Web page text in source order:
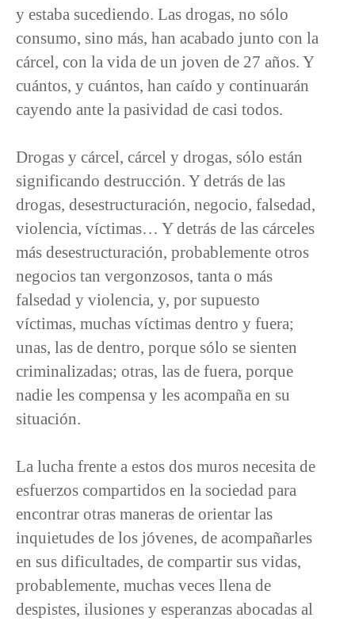
y estaba sucediendo. Las drogas, no sólo
consumo, sino más, han acabado junto con la
cárcel, con la vida de un joven de 27 años. Y
cuántos, y cuántos, han caído y continuarán
cayendo ante la pasividad de casi todos.
Drogas y cárcel, cárcel y drogas, sólo están
significando destrucción. Y detrás de las
drogas, desestructuración, negocio, falsedad,
violencia, víctimas… Y detrás de las cárceles
más desestructuración, probablemente otros
negocios tan vergonzosos, tanta o más
falsedad y violencia, y, por supuesto
víctimas, muchas víctimas dentro y fuera;
unas, las de dentro, porque sólo se sienten
criminalizadas; otras, las de fuera, porque
nadie les compensa y les acompaña en su
situación.
La lucha frente a estos dos muros necesita de
esfuerzos compartidos en la sociedad para
encontrar otras maneras de orientar las
inquietudes de los jóvenes, de acompañarles
en sus dificultades, de compartir sus vidas,
probablemente, muchas veces llena de
despistes, ilusiones y esperanzas abocadas al